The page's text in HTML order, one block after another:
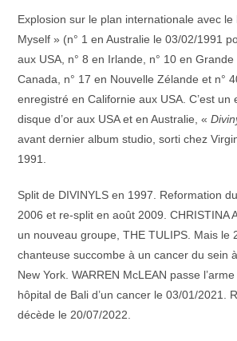
Explosion sur le plan internationale avec le
Myself » (n° 1 en Australie le 03/02/1991
aux USA, n° 8 en Irlande, n° 10 en
Canada, n° 17 en Nouvelle Zélande et n°
enregistré en Californie aux USA. C’est un
disque d’or aux USA et en Australie, «
avant dernier album studio, sorti chez
1991.
Split de DIVINYLS en 1997. Reformation
2006 et re-split en août 2009. CHRISTINA
un nouveau groupe, THE TULIPS. Mais le
chanteuse succombe à un cancer du sein
New York. WARREN McLEAN passe
hôpital de Bali d’un cancer le 03/01/2021.
décède le 20/07/2022.